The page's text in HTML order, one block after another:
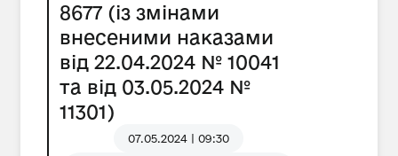
8677 (із змінами
внесеними наказами
від 22.04.2024 № 10041
та від 03.05.2024 №
11301)
07.05.2024 | 09:30